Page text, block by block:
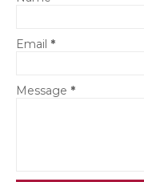
Email *
Message *